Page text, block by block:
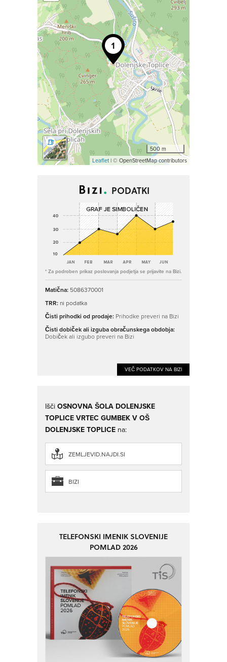
500 m
Leaflet| © OpenStreetMap contributors
PODATKI
* Za podroben prikaz poslovanja podjetja se prijavite na Bizi.
Matična: 5086370001
TRR: ni podatka
Čisti prihodki od prodaje: Prihodke preveri na Bizi
Čisti dobiček ali izguba obračunskega obdobja:
Dobiček ali izgubo preveri na Bizi
VEČ PODATKOV NA BIZI
IščiOSNOVNA ŠOLA DOLENJSKE
TOPLICE VRTEC GUMBEK V OŠ
DOLENJSKE TOPLICE na:
ZEMLJEVID.NAJDI.SI
BIZI
TELEFONSKI IMENIK SLOVENIJE
POMLAD 2026